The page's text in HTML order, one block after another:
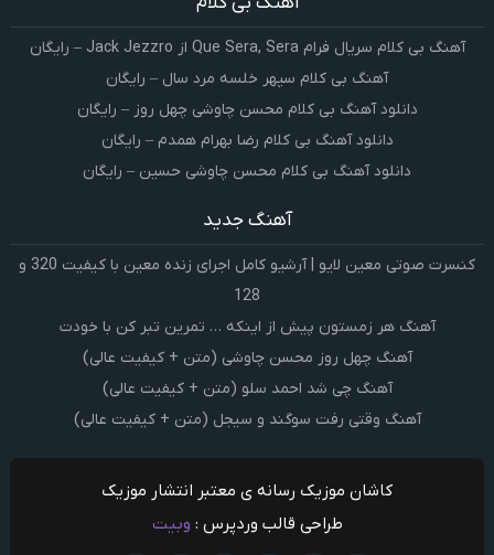
آهنگ بی کلام سریال فرام Que Sera, Sera از Jack Jezzro – رایگان
آهنگ بی کلام سپهر خلسه مرد سال – رایگان
دانلود آهنگ بی کلام محسن چاوشی چهل روز – رایگان
دانلود آهنگ بی کلام رضا بهرام همدم – رایگان
دانلود آهنگ بی کلام محسن چاوشی حسین – رایگان
آهنگ جدید
کنسرت صوتی معین لایو | آرشیو کامل اجرای زنده معین با کیفیت 320 و
128
آهنگ هر زمستون پیش از اینکه … تمرین تبر کن با خودت
آهنگ چهل روز محسن چاوشی (متن + کیفیت عالی)
آهنگ چی شد احمد سلو (متن + کیفیت عالی)
آهنگ وقتی رفت سوگند و سیجل (متن + کیفیت عالی)
کاشان موزیک رسانه ی معتبر انتشار موزیک
طراحی قالب وردپرس : وبیت